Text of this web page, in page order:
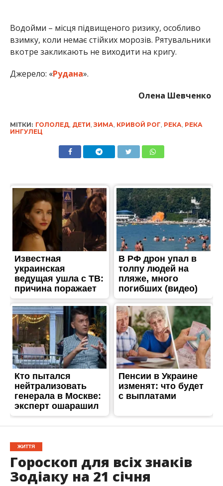
Водойми – місця підвищеного ризику, особливо
взимку, коли немає стійких морозів. Рятувальники
вкотре закликають не виходити на кригу.
Джерело: «Рудана».
Олена Шевченко
МІТКИ: ГОЛОЛЕД, ДЕТИ, ЗИМА, КРИВОЙ РОГ, РЕКА, РЕКА
ИНГУЛЕЦ
ЖИТТЯ
Гороскоп для всіх знаків
Зодіаку на 21 січня